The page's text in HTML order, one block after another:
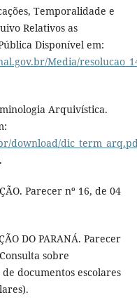
Temporalidade e
Relativos as
Disponível em:
Media/
Arquivística.
download/
Parecer nº 16, de 04
DO PARANÁ. Parecer
sobre
documentos escolares